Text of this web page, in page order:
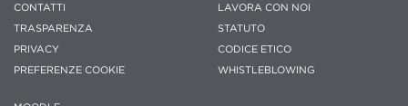
CONTATTI
TRASPARENZA
PRIVACY
PREFERENZE COOKIE
LAVORA CON NOI
STATUTO
CODICE ETICO
WHISTLEBLOWING